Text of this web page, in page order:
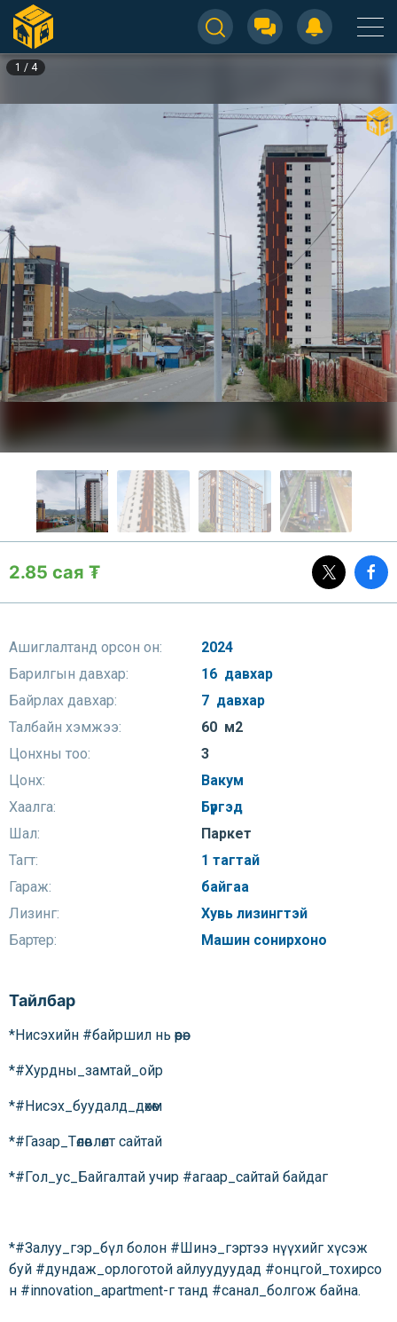
1 / 4
2.85 сая ₮
Ашиглалтанд орсон он:
2024
Барилгын давхар:
16 давхар
Байрлах давхар:
7 давхар
Талбайн хэмжээ:
60 м2
Цонхны тоо:
3
Цонх:
Вакум
Хаалга:
Бүргэд
Шал:
Паркет
Тагт:
1 тагтай
Гараж:
байгаа
Лизинг:
Хувь лизингтэй
Бартер:
Машин сонирхоно
Тайлбар
*Нисэхийн #байршил нь өөрөө:
*#Хурдны_замтай_ойр
*#Нисэх_буудалд_дөхөм
*#Газар_Төлөвлөлт сайтай
*#Гол_ус_Байгалтай учир #агаар_сайтай байдаг
*#Залуу_гэр_бүл болон #Шинэ_гэртээ нүүхийг хүсэж
буй #дундаж_орлоготой айлуудуудад #онцгой_тохирсо
н #innovation_apartment-г танд #санал_болгож байна.